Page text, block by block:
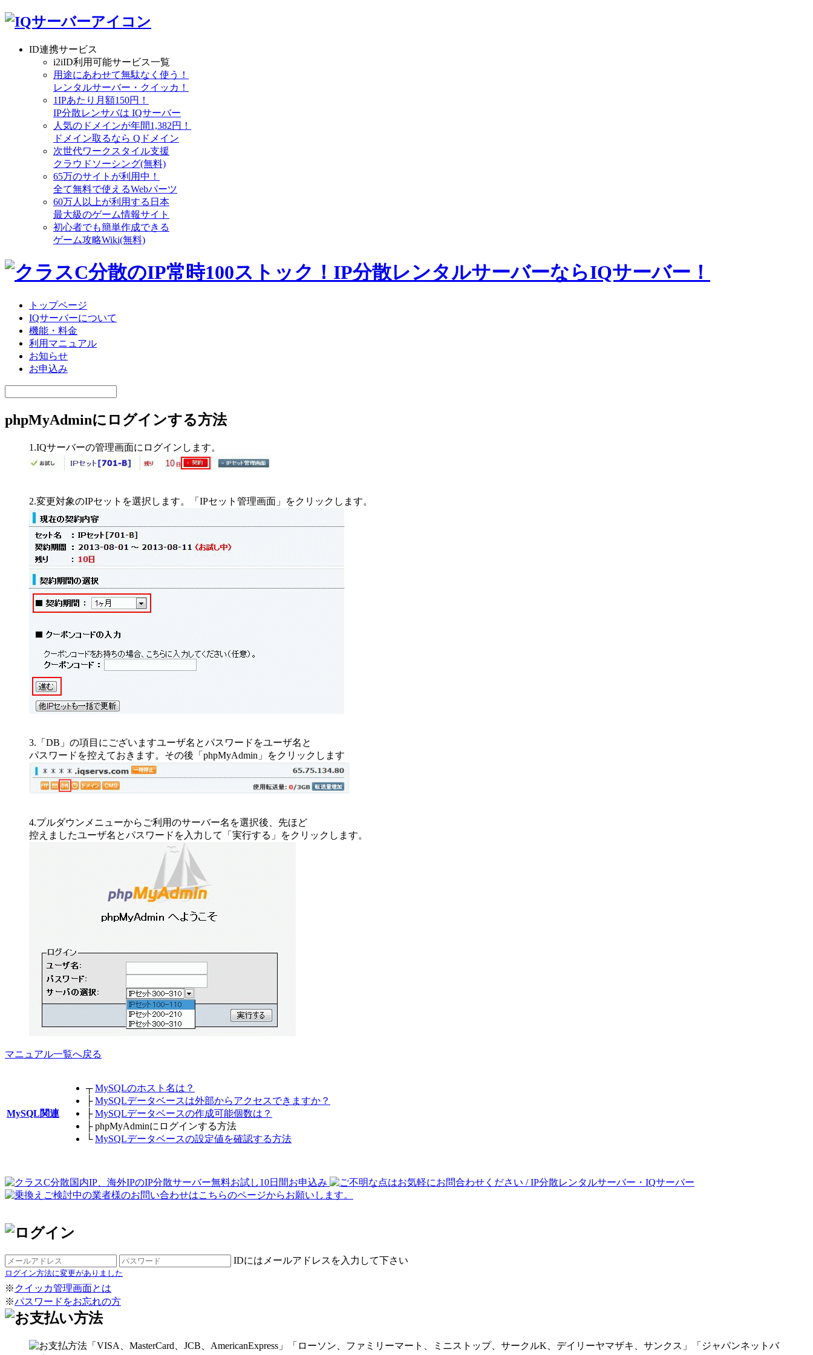
ID連携サービス
i2iID利用可能サービス一覧
用途にあわせて無駄なく使う！
レンタルサーバー・クイッカ！
1IPあたり月額150円！
IP分散レンサバは IQサーバー
人気のドメインが年間1,382円！
ドメイン取るなら Qドメイン
次世代ワークスタイル支援
クラウドソーシング(無料)
65万のサイトが利用中！
全て無料で使えるWebパーツ
60万人以上が利用する日本
最大級のゲーム情報サイト
初心者でも簡単作成できる
ゲーム攻略Wiki(無料)
トップページ
IQサーバーについて
機能・料金
利用マニュアル
お知らせ
お申込み
phpMyAdminにログインする方法
1.IQサーバーの管理画面にログインします。
2.変更対象のIPセットを選択します。「IPセット管理画面」をクリックします。
3.「DB」の項目にございますユーザ名とパスワードをユーザ名と
パスワードを控えておきます。その後「phpMyAdmin」をクリックします
4.プルダウンメニューからご利用のサーバー名を選択後、先ほど
控えましたユーザ名とパスワードを入力して「実行する」をクリックします。
マニュアル一覧へ戻る
MySQL関連
┬MySQLのホスト名は？
├MySQLデータベースは外部からアクセスできますか？
├MySQLデータベースの作成可能個数は？
├phpMyAdminにログインする方法
└MySQLデータベースの設定値を確認する方法
IDにはメールアドレスを入力して下さい
ログイン方法に変更がありました
※ クイッカ管理画面とは
※パスワードをお忘れの方